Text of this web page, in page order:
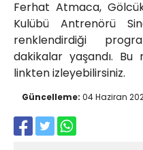
Ferhat Atmaca,
Kulübü Antrenörü
renklendirdiği
dakikalar yaşandı. Bu
linkten izleyebilirsiniz.
Güncelleme: 04 Haziran